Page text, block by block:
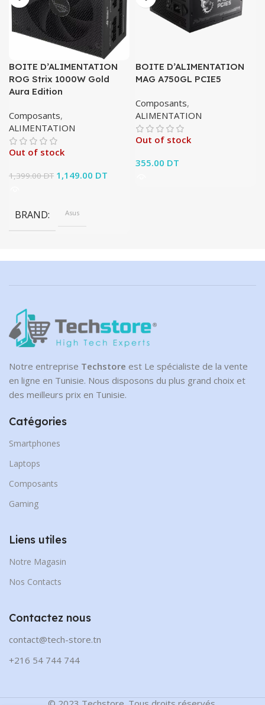
BOITE D’ALIMENTATION
ROG Strix 1000W Gold
Aura Edition
Composants,
ALIMENTATION
Out of stock
1,399.00DT Le prix initial
1,149.00 DT
BRAND Asus
BOITE D’ALIMENTATION
MAG A750GL PCIE5
Composants,
ALIMENTATION
Out of stock
355.00 DT
Notre entreprise Techstore est Le spécialiste de la vente
en ligne en Tunisie. Nous disposons du plus grand choix et
des meilleurs prix en Tunisie.
Catégories
Smartphones
Laptops
Composants
Gaming
Liens utiles
Notre Magasin
Nos Contacts
Contactez nous
contact@tech-store.tn
+216 54 744 744